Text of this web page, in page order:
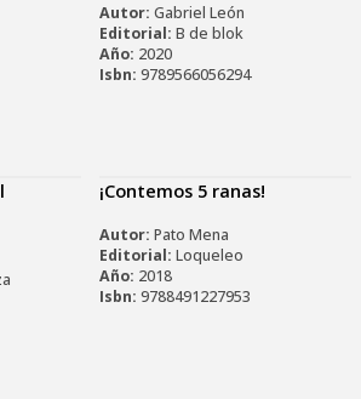
Autor: Gabriel León
Editorial: B de blok
Año: 2020
Isbn: 9789566056294
¡Contemos 5 ranas!
Autor: Pato Mena
Editorial: Loqueleo
Año: 2018
Isbn: 9788491227953